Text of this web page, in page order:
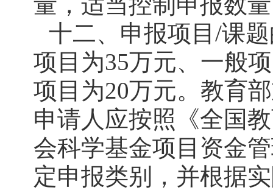
十二、申报项目/课
项目为35万元、一般
项目为20万元。教育
申请人应按照《全国
会科学基金项目资金
定申报类别，并根据